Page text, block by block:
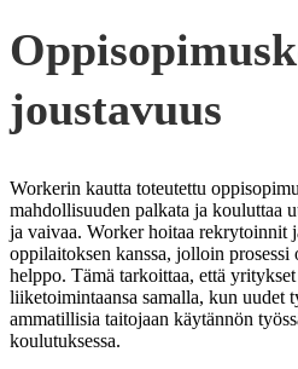
joustavuus
Workerin kautta toteutettu
mahdollisuuden palkata ja kouluttaa
ja vaivaa. Worker hoitaa rekrytoinnit
oppilaitoksen kanssa, jolloin
helppo. Tämä tarkoittaa, että
liiketoimintaansa samalla, kun uudet
ammatillisia taitojaan käytännön
koulutuksessa.